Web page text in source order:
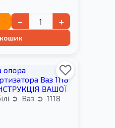
− +
Ваз
1118